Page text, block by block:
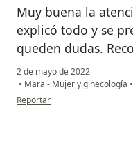
Muy buena la
explicó todo y se
queden dudas.
2 de mayo de 2022
• Mara - Mujer y ginecología •
en opinión del usuario Vania
Reportar